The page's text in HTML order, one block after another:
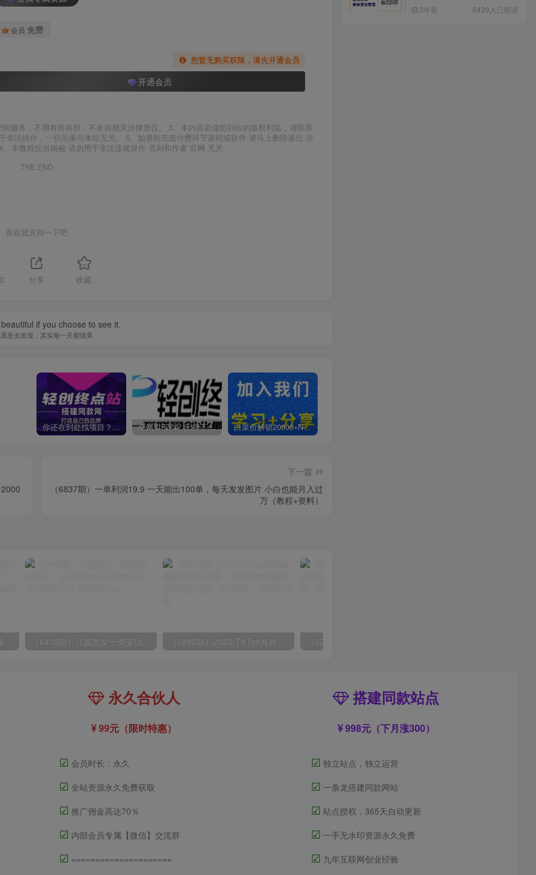
会员 免费
您暂无购买权限，请先开通会员
开通会员
服务，不拥有所有权，不承担相关法律责任。 3、本内容若侵犯到你的版权利益，请联系
法操作，一切后果与本站无关。 5、如遇到充值付费环节课程或软件 请马上删除退出 涉
本教程仅供揭秘 请勿用于非法违规操作 否则和作者 官网 无关
THE END
喜欢就支持一下吧
分享 收藏
if you choose to see it.
意去发现，其实每一天都很美
你还在到处找项目？还在当韭菜？我靠卖项目一个月收入5万+，曾经我也是个失败者。 全网VIP课程 无损下载~ 白菜价解锁20000+N个赚钱机会，加入轻创终点站会员，全站资源免费学习。
下一篇
（6837期）一单利润19.9 一天能出100单，每天发发图片 小白也能月入过
万（教程+资料）
（9420期）最新短剧玩法，暴力变现日入1000+私域零成本操作，全程干货（附1400G短剧） （8409期）几篇图文一周变现1500＋，深度拆解面试掘金项目，小白轻松上手 （6890期）2023-TikTok海外短视频带货特训营，掌握TK短视频带货变现全流程（60节课）
3年前 6429人已阅读
永久合伙人
99元（限时特惠）
☑ 会员时长：永久
☑ 全站资源永久免费获取
☑ 推广佣金高达70％
☑ 内部会员专属【微信】交流群
☑ =====================
搭建同款站点
998元（下月涨300）
☑ 独立站点，独立运营
☑ 一条龙搭建同款网站
☑ 站点授权，365天自动更新
☑ 一手无水印资源永久免费
☑ 九年互联网创业经验